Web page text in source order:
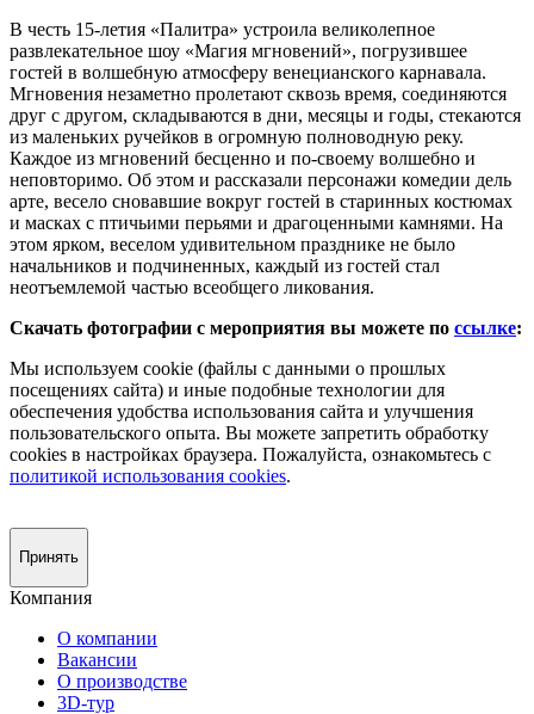
В честь 15-летия «Палитра» устроила великолепное
развлекательное шоу «Магия мгновений», погрузившее
гостей в волшебную атмосферу венецианского карнавала.
Мгновения незаметно пролетают сквозь время, соединяются
друг с другом, складываются в дни, месяцы и годы, стекаются
из маленьких ручейков в огромную полноводную реку.
Каждое из мгновений бесценно и по-своему волшебно и
неповторимо. Об этом и рассказали персонажи комедии дель
арте, весело сновавшие вокруг гостей в старинных костюмах
и масках с птичьими перьями и драгоценными камнями. На
этом ярком, веселом удивительном празднике не было
начальников и подчиненных, каждый из гостей стал
неотъемлемой частью всеобщего ликования.
Скачать фотографии с мероприятия вы можете по ссылке:
Мы используем cookie (файлы с данными о прошлых
посещениях сайта) и иные подобные технологии для
обеспечения удобства использования сайта и улучшения
пользовательского опыта. Вы можете запретить обработку
сookies в настройках браузера. Пожалуйста, ознакомьтесь с
политикой использования cookies.
Принять
Компания
О компании
Вакансии
О производстве
3D-тур